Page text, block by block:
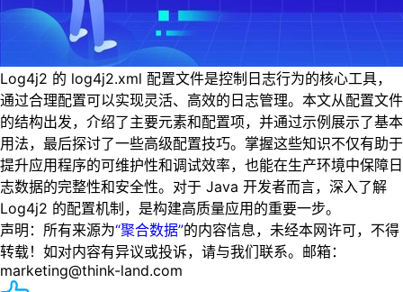
Log4j2 的 log4j2.xml 配置文件是控制日志行为的核心工具，
通过合理配置可以实现灵活、高效的日志管理。本文从配置文件
的结构出发，介绍了主要元素和配置项，并通过示例展示了基本
用法，最后探讨了一些高级配置技巧。掌握这些知识不仅有助于
提升应用程序的可维护性和调试效率，也能在生产环境中保障日
志数据的完整性和安全性。对于 Java 开发者而言，深入了解
Log4j2 的配置机制，是构建高质量应用的重要一步。
声明：所有来源为“聚合数据”的内容信息，未经本网许可，不得
转载！如对内容有异议或投诉，请与我们联系。邮箱：
marketing@think-land.com